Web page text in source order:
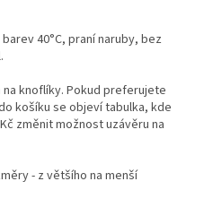
40°C, praní naruby, bez
knoflíky. Pokud preferujete
košíku se objeví tabulka, kde
změnit možnost uzávěru na
- z většího na menší